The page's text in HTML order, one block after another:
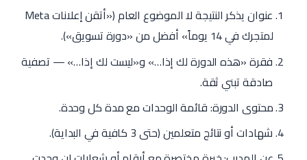
عنوان يذكر النتيجة لا الموضوع العام («أتقن إعلانات Meta
لمتجرك في 14 يوماً» أفضل من «دورة تسويق»).
فقرة «هذه الدورة لك إذا…» و«ليست لك إذا…» — تصفية
صادقة تبني ثقة.
محتوى الدورة: قائمة الوحدات مع مدة كل وحدة.
شهادات أو نتائج متعلمين (حتى 3 كافية في البداية).